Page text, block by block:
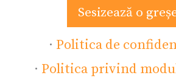
Sesizează o
· Politica de
· Politica privind